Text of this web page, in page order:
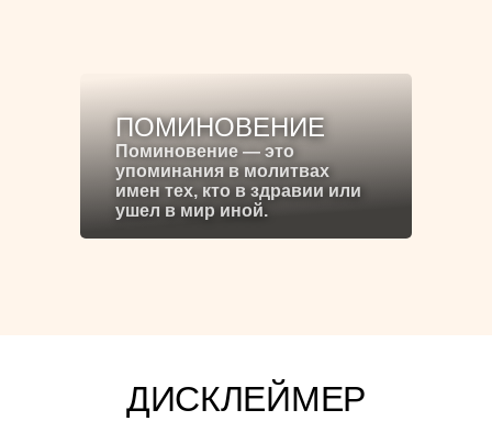
ПОМИНОВЕНИЕ
Поминовение — это
упоминания в молитвах
имен тех, кто в здравии или
ушел в мир иной.
ДИСКЛЕЙМЕР